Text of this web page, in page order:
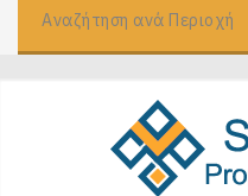
Αναζήτηση ανά Περιοχή